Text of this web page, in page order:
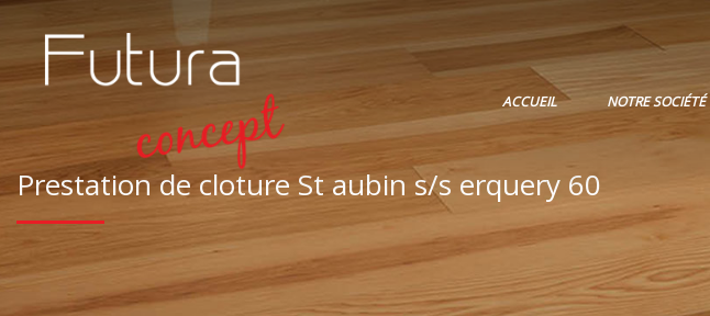
ACCUEIL NOTRE SOCIÉTÉ
Prestation de cloture St aubin s/s erquery 60